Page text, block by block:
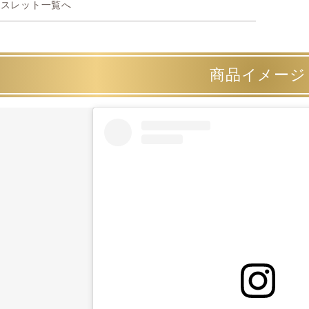
スレット一覧へ
商品イメージ